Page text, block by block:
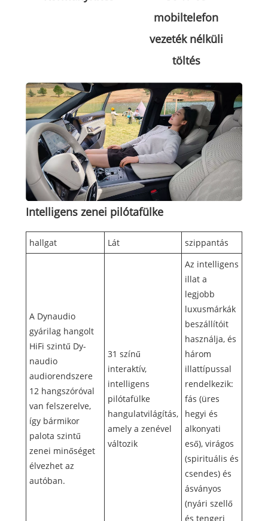
mobiltelefon
vezeték nélküli
töltés
Intelligens zenei pilótafülke
hallgat Lát szippantás
A Dynaudio
gyárilag hangolt
HiFi szintű Dy-
naudio
audiorendszere
12 hangszóróval
van felszerelve,
így bármikor
palota szintű
zenei minőséget
élvezhet az
autóban.
31 színű
interaktív,
intelligens
pilótafülke
hangulatvilágítás,
amely a zenével
változik
Az intelligens
illat a
legjobb
luxusmárkák
beszállítóit
használja, és
három
illattípussal
rendelkezik:
fás (üres
hegyi és
alkonyati
eső), virágos
(spirituális és
csendes) és
ásványos
(nyári szellő
és tengeri